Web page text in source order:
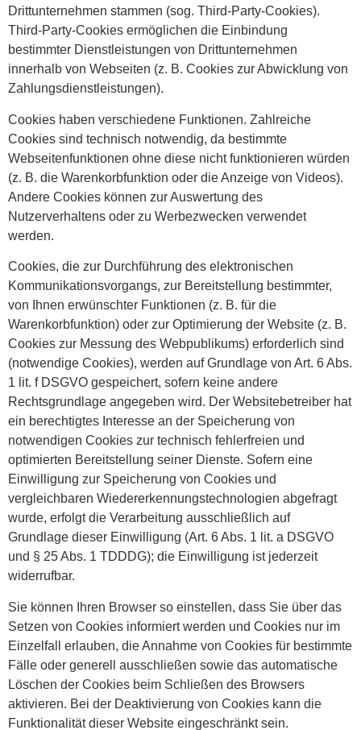
Drittunternehmen stammen (sog. Third-Party-Cookies).
Third-Party-Cookies ermöglichen die Einbindung
bestimmter Dienstleistungen von Drittunternehmen
innerhalb von Webseiten (z. B. Cookies zur Abwicklung von
Zahlungsdienstleistungen).
Cookies haben verschiedene Funktionen. Zahlreiche
Cookies sind technisch notwendig, da bestimmte
Webseitenfunktionen ohne diese nicht funktionieren würden
(z. B. die Warenkorbfunktion oder die Anzeige von Videos).
Andere Cookies können zur Auswertung des
Nutzerverhaltens oder zu Werbezwecken verwendet
werden.
Cookies, die zur Durchführung des elektronischen
Kommunikationsvorgangs, zur Bereitstellung bestimmter,
von Ihnen erwünschter Funktionen (z. B. für die
Warenkorbfunktion) oder zur Optimierung der Website (z. B.
Cookies zur Messung des Webpublikums) erforderlich sind
(notwendige Cookies), werden auf Grundlage von Art. 6 Abs.
1 lit. f DSGVO gespeichert, sofern keine andere
Rechtsgrundlage angegeben wird. Der Websitebetreiber hat
ein berechtigtes Interesse an der Speicherung von
notwendigen Cookies zur technisch fehlerfreien und
optimierten Bereitstellung seiner Dienste. Sofern eine
Einwilligung zur Speicherung von Cookies und
vergleichbaren Wiedererkennungstechnologien abgefragt
wurde, erfolgt die Verarbeitung ausschließlich auf
Grundlage dieser Einwilligung (Art. 6 Abs. 1 lit. a DSGVO
und § 25 Abs. 1 TDDDG); die Einwilligung ist jederzeit
widerrufbar.
Sie können Ihren Browser so einstellen, dass Sie über das
Setzen von Cookies informiert werden und Cookies nur im
Einzelfall erlauben, die Annahme von Cookies für bestimmte
Fälle oder generell ausschließen sowie das automatische
Löschen der Cookies beim Schließen des Browsers
aktivieren. Bei der Deaktivierung von Cookies kann die
Funktionalität dieser Website eingeschränkt sein.